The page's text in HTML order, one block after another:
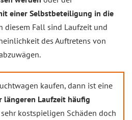
einer Selbstbeteiligung in die
diesem Fall sind Laufzeit und
des Auftretens von
kaufen, dann ist eine
längeren Laufzeit häufig
kostspieligen Schäden doch